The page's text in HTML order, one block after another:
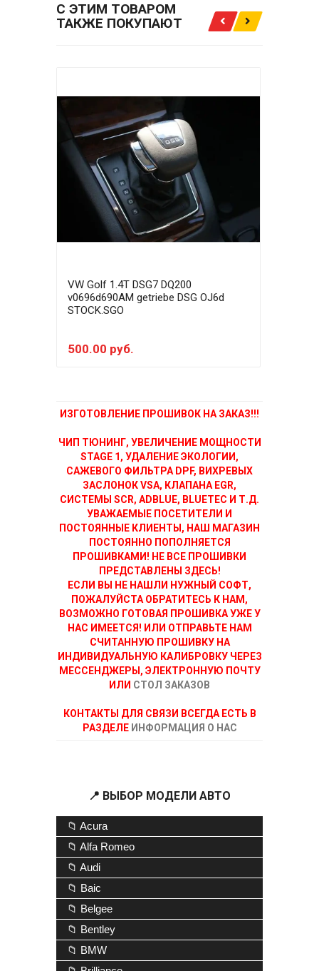
С ЭТИМ ТОВАРОМ
ТАКЖЕ ПОКУПАЮТ
VW Golf 1.4T DSG7 DQ200
v0696d690AM getriebe DSG OJ6d
STOCK.SGO
500.00 руб.
ИЗГОТОВЛЕНИЕ ПРОШИВОК НА ЗАКАЗ!!!
ЧИП ТЮНИНГ, УВЕЛИЧЕНИЕ МОЩНОСТИ
STAGE 1, УДАЛЕНИЕ ЭКОЛОГИИ,
САЖЕВОГО ФИЛЬТРА DPF, ВИХРЕВЫХ
ЗАСЛОНОК VSA, КЛАПАНА EGR,
СИСТЕМЫ SCR, ADBLUE, BLUETEC И Т.Д.
УВАЖАЕМЫЕ ПОСЕТИТЕЛИ И
ПОСТОЯННЫЕ КЛИЕНТЫ, НАШ МАГАЗИН
ПОСТОЯННО ПОПОЛНЯЕТСЯ
ПРОШИВКАМИ! НЕ ВСЕ ПРОШИВКИ
ПРЕДСТАВЛЕНЫ ЗДЕСЬ!
ЕСЛИ ВЫ НЕ НАШЛИ НУЖНЫЙ СОФТ,
ПОЖАЛУЙСТА ОБРАТИТЕСЬ К НАМ,
ВОЗМОЖНО ГОТОВАЯ ПРОШИВКА УЖЕ У
НАС ИМЕЕТСЯ! ИЛИ ОТПРАВЬТЕ НАМ
СЧИТАННУЮ ПРОШИВКУ НА
ИНДИВИДУАЛЬНУЮ КАЛИБРОВКУ ЧЕРЕЗ
МЕССЕНДЖЕРЫ, ЭЛЕКТРОННУЮ ПОЧТУ
ИЛИ СТОЛ ЗАКАЗОВ
КОНТАКТЫ ДЛЯ СВЯЗИ ВСЕГДА ЕСТЬ В
РАЗДЕЛЕ ИНФОРМАЦИЯ О НАС
📍 ВЫБОР МОДЕЛИ АВТО
📁 Acura
📁 Alfa Romeo
📁 Audi
📁 Baic
📁 Belgee
📁 Bentley
📁 BMW